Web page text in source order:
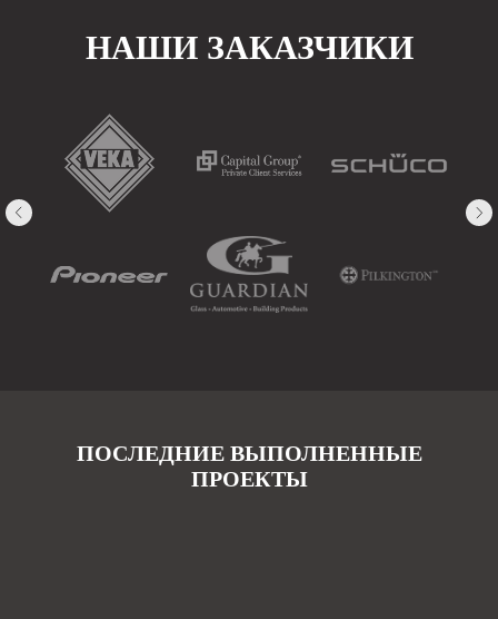
НАШИ ЗАКАЗЧИКИ
ПОСЛЕДНИЕ ВЫПОЛНЕННЫЕ
ПРОЕКТЫ